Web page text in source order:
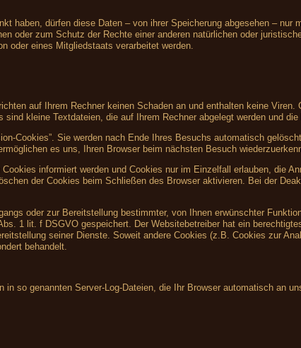
haben, dürfen diese Daten – von ihrer Speicherung abgesehen – nur
oder zum Schutz der Rechte einer anderen natürlichen oder
oder eines Mitgliedstaats verarbeitet werden.
auf Ihrem Rechner keinen Schaden an und enthalten keine Viren.
kleine Textdateien, die auf Ihrem Rechner abgelegt werden und
Cookies”. Sie werden nach Ende Ihres Besuchs automatisch
es uns, Ihren Browser beim nächsten Besuch
informiert werden und Cookies nur im Einzelfall erlauben, die
der Cookies beim Schließen des Browser aktivieren. Bei der
oder zur Bereitstellung bestimmter, von Ihnen erwünschter
1 lit. f DSGVO gespeichert. Der Websitebetreiber hat ein
seiner Dienste. Soweit andere Cookies (z.B. Cookies zur
behandelt.
so genannten Server-Log-Dateien, die Ihr Browser automatisch an